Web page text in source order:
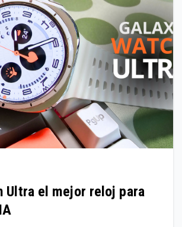
Ultra el mejor reloj para